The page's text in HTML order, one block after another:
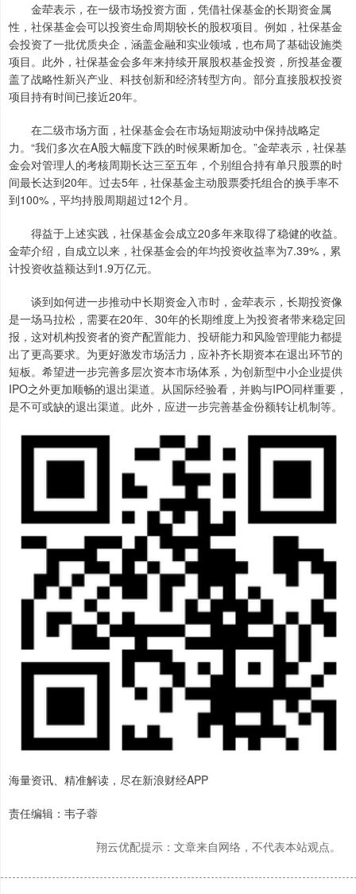
金荦表示，在一级市场投资方面，凭借社保基金的长期资金属
性，社保基金会可以投资生命周期较长的股权项目。例如，社保基金
会投资了一批优质央企，涵盖金融和实业领域，也布局了基础设施类
项目。此外，社保基金会多年来持续开展股权基金投资，所投基金覆
盖了战略性新兴产业、科技创新和经济转型方向。部分直接股权投资
项目持有时间已接近20年。
在二级市场方面，社保基金会在市场短期波动中保持战略定
力。“我们多次在A股大幅度下跌的时候果断加仓。”金荦表示，社保基
金会对管理人的考核周期长达三至五年，个别组合持有单只股票的时
间最长达到20年。过去5年，社保基金主动股票委托组合的换手率不
到100%，平均持股周期超过12个月。
得益于上述实践，社保基金会成立20多年来取得了稳健的收益。
金荦介绍，自成立以来，社保基金会的年均投资收益率为7.39%，累
计投资收益额达到1.9万亿元。
谈到如何进一步推动中长期资金入市时，金荦表示，长期投资像
是一场马拉松，需要在20年、30年的长期维度上为投资者带来稳定回
报，这对机构投资者的资产配置能力、投研能力和风险管理能力都提
出了更高要求。为更好激发市场活力，应补齐长期资本在退出环节的
短板。希望进一步完善多层次资本市场体系，为创新型中小企业提供
IPO之外更加顺畅的退出渠道。从国际经验看，并购与IPO同样重要，
是不可或缺的退出渠道。此外，应进一步完善基金份额转让机制等。
海量资讯、精准解读，尽在新浪财经APP
责任编辑：韦子蓉
翔云优配提示：文章来自网络，不代表本站观点。